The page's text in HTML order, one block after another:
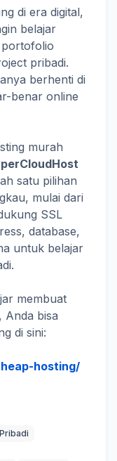
di era digital,
belajar
portofolio
pribadi.
berhenti di
benar online
murah
satu pilihan
mulai dari
SSL
database,
untuk belajar
membuat
Anda bisa
di sini:
hosting/